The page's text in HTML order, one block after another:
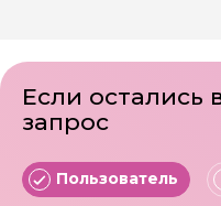
Если остались
запрос
Пользователь